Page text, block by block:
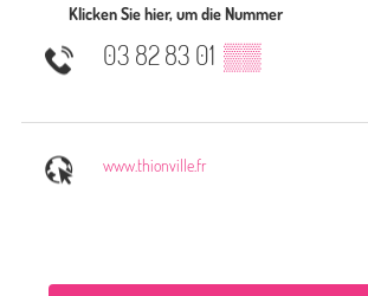
Klicken Sie hier, um die Nummer
03 82 83 01 ▒▒
www.thionville.fr